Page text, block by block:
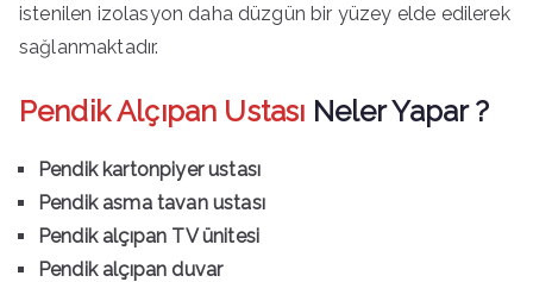
istenilen izolasyon daha düzgün bir yüzey elde edilerek
sağlanmaktadır.
Pendik Alçıpan Ustası Neler Yapar ?
Pendik kartonpiyer ustası
Pendik asma tavan ustası
Pendik alçıpan TV ünitesi
Pendik alçıpan duvar